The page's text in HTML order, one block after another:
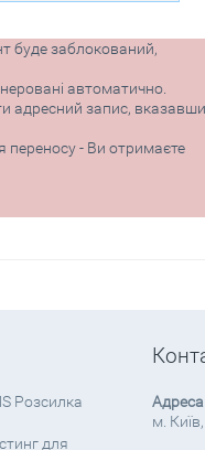
буде заблокований,
автоматично.
адресний запис, вказавши
- Ви отримаєте
Розсилка
для
Адреса
м.